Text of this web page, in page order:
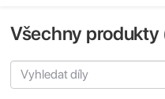
Všechny produkty